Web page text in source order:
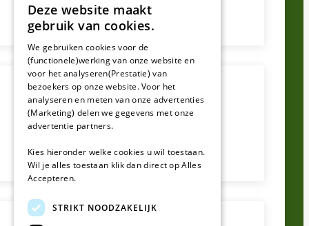
GERMAN
Deze website maakt
gebruik van cookies.
We gebruiken cookies voor de
(functionele)werking van onze website en
voor het analyseren(Prestatie) van
bezoekers op onze website. Voor het
analyseren en meten van onze advertenties
(Marketing) delen we gegevens met onze
advertentie partners.
Kies hieronder welke cookies u wil toestaan.
Wil je alles toestaan klik dan direct op Alles
Accepteren.
STRIKT NOODZAKELIJK